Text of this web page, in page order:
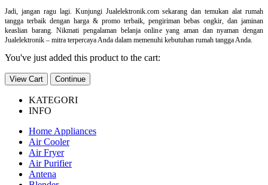
Jadi, jangan ragu lagi. Kunjungi Jualelektronik.com sekarang dan temukan alat rumah
tangga terbaik dengan harga & promo terbaik, pengiriman bebas ongkir, dan jaminan
keaslian barang. Nikmati pengalaman belanja online yang aman dan nyaman dengan
Jualelektronik – mitra terpercaya Anda dalam memenuhi kebutuhan rumah tangga Anda.
You've just added this product to the cart:
View Cart Continue
KATEGORI
INFO
Home Appliances
Air Cooler
Air Fryer
Air Purifier
Antena